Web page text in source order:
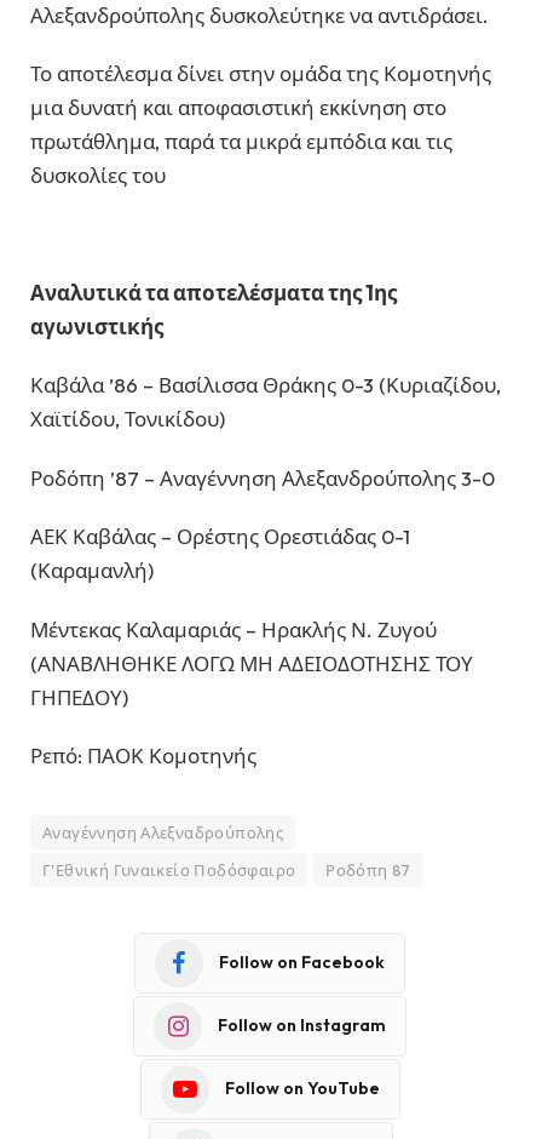
Αλεξανδρούπολης δυσκολεύτηκε να αντιδράσει.
Το αποτέλεσμα δίνει στην ομάδα της Κομοτηνής
μια δυνατή και αποφασιστική εκκίνηση στο
πρωτάθλημα, παρά τα μικρά εμπόδια και τις
δυσκολίες του
Αναλυτικά τα αποτελέσματα της 1ης
αγωνιστικής
Καβάλα ’86 – Βασίλισσα Θράκης 0-3 (Κυριαζίδου,
Χαϊτίδου, Τονικίδου)
Ροδόπη ’87 – Αναγέννηση Αλεξανδρούπολης 3-0
ΑΕΚ Καβάλας – Ορέστης Ορεστιάδας 0-1
(Καραμανλή)
Μέντεκας Καλαμαριάς – Ηρακλής Ν. Ζυγού
(ΑΝΑΒΛΗΘΗΚΕ ΛΟΓΩ ΜΗ ΑΔΕΙΟΔΟΤΗΣΗΣ ΤΟΥ
ΓΗΠΕΔΟΥ)
Ρεπό: ΠΑΟΚ Κομοτηνής
Αναγέννηση Αλεξναδρούπολης
Γ'Εθνική Γυναικείο Ποδόσφαιρο
Ροδόπη 87
Follow on Facebook
Follow on Instagram
Follow on YouTube